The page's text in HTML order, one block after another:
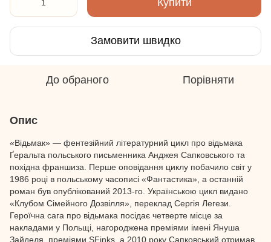
Замовити швидко
До обраного Порівняти
Опис
«Відьмак» — фентезійний літературний цикл про відьмака
Ґеральта польського письменника Анджея Сапковського та
похідна франшиза. Перше оповідання циклу побачило світ у
1986 році в польському часописі «Фантастика», а останній
роман був опублікований 2013-го. Українською цикл видано
«Клубом Сімейного Дозвілля», переклад Сергія Легези.
Героїчна сага про відьмака посідає четверте місце за
накладами у Польщі, нагороджена преміями імені Януша
Зайделя, преміями SFinks, а 2010 року Сапковський отримав